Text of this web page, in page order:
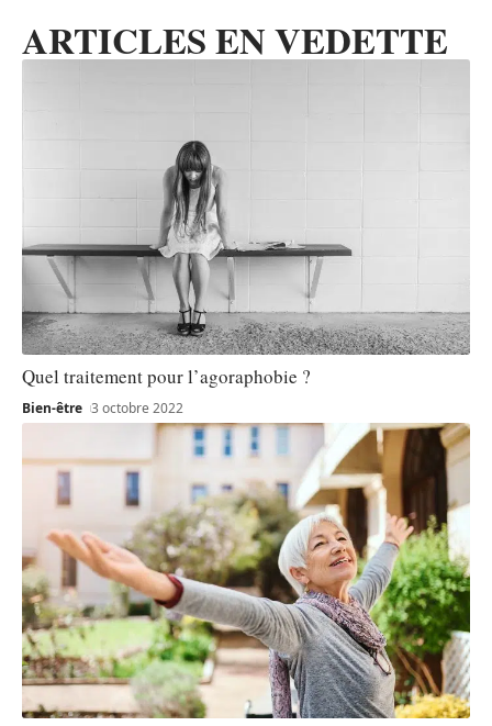
ARTICLES EN VEDETTE
Quel traitement pour l’agoraphobie ?
Bien-être 3 octobre 2022